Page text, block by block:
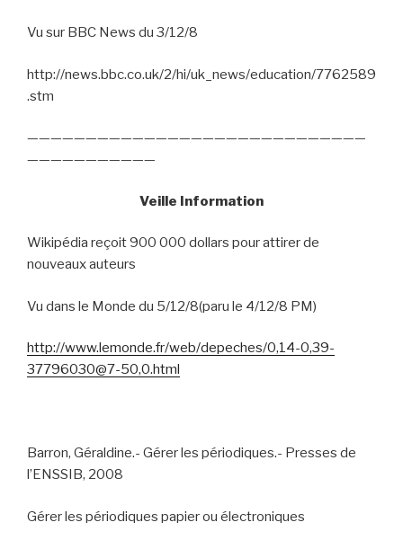
Vu sur BBC News du 3/12/8
http://news.bbc.co.uk/2/hi/uk_news/education/7762589
.stm
—————————————————————————————
———————————
Veille Information
Wikipédia reçoit 900 000 dollars pour attirer de
nouveaux auteurs
Vu dans le Monde du 5/12/8(paru le 4/12/8 PM)
http://www.lemonde.fr/web/depeches/0,14-0,39-
37796030@7-50,0.html
Barron, Géraldine.- Gérer les périodiques.- Presses de
l’ENSSIB, 2008
Gérer les périodiques papier ou électroniques